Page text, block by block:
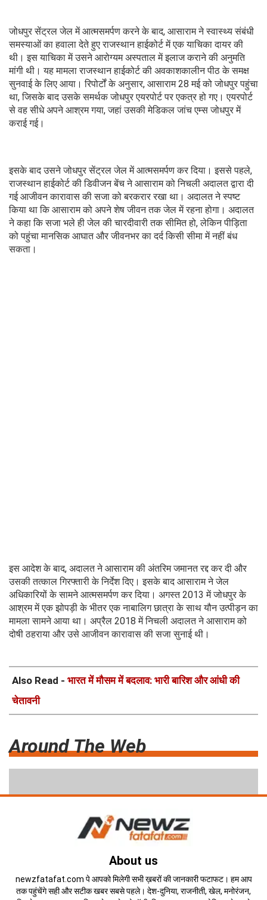
जोधपुर सेंट्रल जेल में आत्मसमर्पण करने के बाद, आसाराम ने स्वास्थ्य संबंधी
समस्याओं का हवाला देते हुए राजस्थान हाईकोर्ट में एक याचिका दायर की
थी। इस याचिका में उसने आरोग्यम अस्पताल में इलाज कराने की अनुमति
मांगी थी। यह मामला राजस्थान हाईकोर्ट की अवकाशकालीन पीठ के समक्ष
सुनवाई के लिए आया। रिपोर्टों के अनुसार, आसाराम 28 मई को जोधपुर पहुंचा
था, जिसके बाद उसके समर्थक जोधपुर एयरपोर्ट पर एकत्र हो गए। एयरपोर्ट
से वह सीधे अपने आश्रम गया, जहां उसकी मेडिकल जांच एम्स जोधपुर में
कराई गई।
इसके बाद उसने जोधपुर सेंट्रल जेल में आत्मसमर्पण कर दिया। इससे पहले,
राजस्थान हाईकोर्ट की डिवीजन बेंच ने आसाराम को निचली अदालत द्वारा दी
गई आजीवन कारावास की सजा को बरकरार रखा था। अदालत ने स्पष्ट
किया था कि आसाराम को अपने शेष जीवन तक जेल में रहना होगा। अदालत
ने कहा कि सजा भले ही जेल की चारदीवारी तक सीमित हो, लेकिन पीड़िता
को पहुंचा मानसिक आघात और जीवनभर का दर्द किसी सीमा में नहीं बंध
सकता।
इस आदेश के बाद, अदालत ने आसाराम की अंतरिम जमानत रद्द कर दी और
उसकी तत्काल गिरफ्तारी के निर्देश दिए। इसके बाद आसाराम ने जेल
अधिकारियों के सामने आत्मसमर्पण कर दिया। अगस्त 2013 में जोधपुर के
आश्रम में एक झोपड़ी के भीतर एक नाबालिग छात्रा के साथ यौन उत्पीड़न का
मामला सामने आया था। अप्रैल 2018 में निचली अदालत ने आसाराम को
दोषी ठहराया और उसे आजीवन कारावास की सजा सुनाई थी।
Also Read - भारत में मौसम में बदलाव: भारी बारिश और आंधी की
चेतावनी
Around The Web
About us
newzfatafat.com पे आपको मिलेगी सभी ख़बरों की जानकारी फटाफट। हम आप
तक पहुंचेंगे सही और सटीक खबर सबसे पहले। देश-दुनिया, राजनीती, खेल, मनोरंजन,